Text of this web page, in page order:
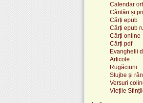
Calendar
Cântări și
Cărți epub
Cărți epub
Cărți online
Cărți pdf
Evanghelii
Articole
Rugăciuni
Slujbe și
Versuri
Viețile